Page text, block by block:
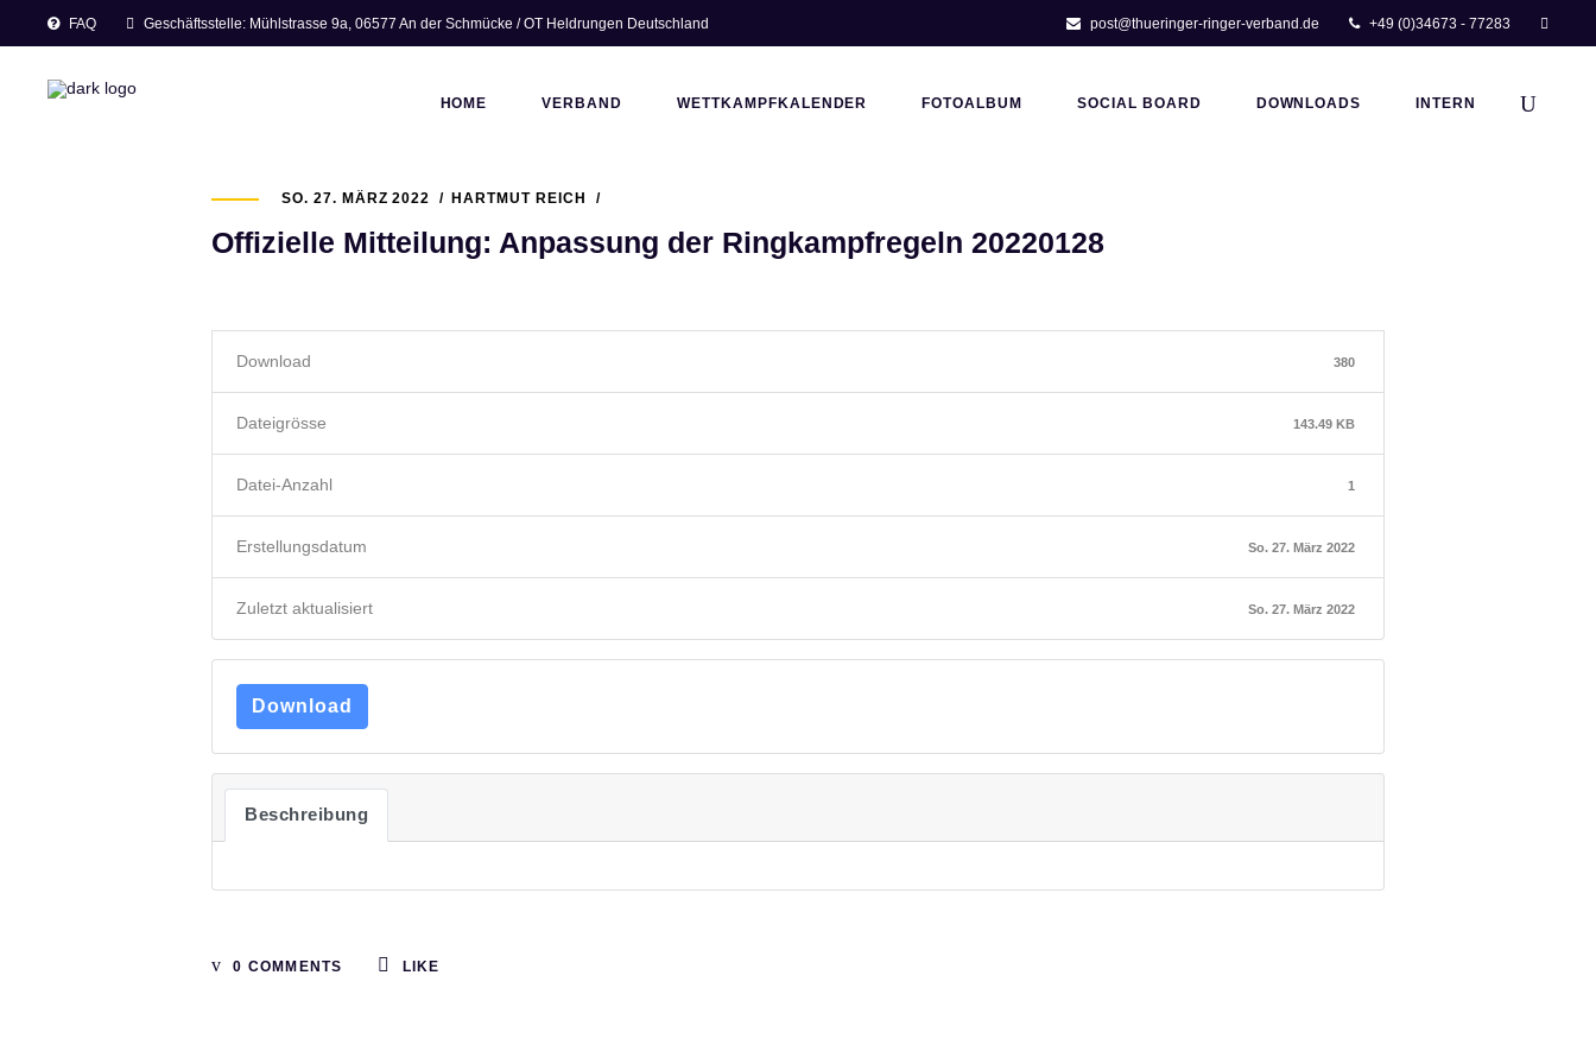
FAQ Geschäftsstelle: Mühlstrasse 9a, 06577 An der Schmücke / OT Heldrungen Deutschland post@thueringer-ringer-verband.de +49 (0)34673 - 77283
HOME VERBAND WETTKAMPFKALENDER FOTOALBUM SOCIAL BOARD DOWNLOADS INTERN
SO. 27. MÄRZ 2022 HARTMUT REICH
Offizielle Mitteilung: Anpassung der Ringkampfregeln 20220128
Download 380
Dateigrösse 143.49 KB
Datei-Anzahl 1
Erstellungsdatum So. 27. März 2022
Zuletzt aktualisiert So. 27. März 2022
Download
Beschreibung
0 COMMENTS LIKE